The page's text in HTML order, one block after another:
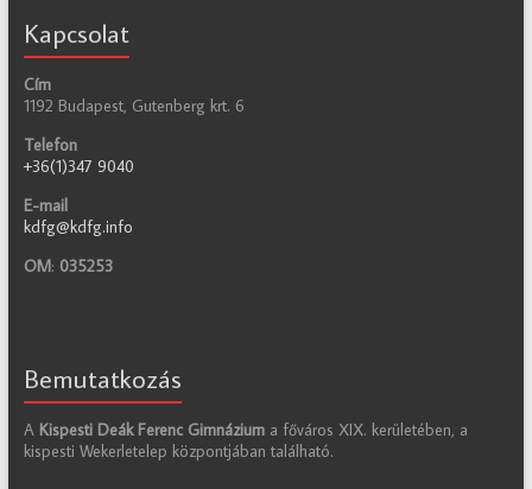
Kapcsolat
Cím
1192 Budapest, Gutenberg krt. 6
Telefon
+36(1)347 9040
E-mail
kdfg@kdfg.info
OM: 035253
Bemutatkozás
A Kispesti Deák Ferenc Gimnázium a főváros XIX. kerületében, a
kispesti Wekerletelep központjában található.